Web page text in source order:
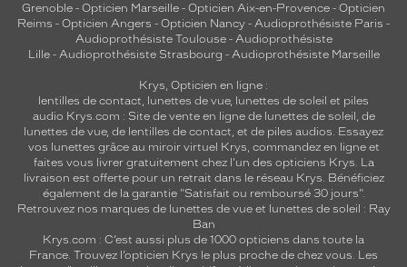
Grenoble - Opticien Marseille - Opticien Aix-en-Provence - Opticien
Reims - Opticien Angers - Opticien Nancy - Audioprothésiste Paris -
Audioprothésiste Toulouse- Audioprothésiste
Lille- Audioprothésiste Strasbourg - Audioprothésiste Marseille
Krys, Opticien en ligne :
lentilles de contact, lunettes de vue, lunettes de soleil et piles
audio Krys.com : Site de vente en ligne de lunettes de soleil, de
lunettes de vue, de lentilles de contact, et de piles audios. Essayez
vos lunettes grâce au miroir virtuel Krys, commandez en ligne et
faites vous livrer gratuitement chez l'un des opticiens Krys. La
livraison est offerte pour un retrait dans le réseau Krys. Bénéficiez
également de la garantie "Satisfait ou remboursé 30 jours".
Retrouvez nos marques de lunettes de vue et lunettes de soleil : Ray
Ban
Krys.com : C’est aussi plus de 1000 opticiens dans toute la
France. Trouvez l’opticien Krys le plus proche de chez vous. Les